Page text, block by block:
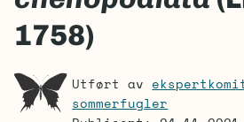
1758)
Utført av
sommerfugler